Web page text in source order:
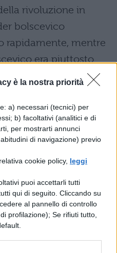
è la nostra priorità
a) necessari (tecnici) per
b) facoltativi (analitici e di
per mostrarti annunci
di navigazione) previo
cookie policy, leggi
puoi accettarli tutti
qui di seguito. Cliccando su
al pannello di controllo
profilazione); Se rifiuti tutto,
rivoluzione in
bolscevico
rapidamente, mentre
era piuttosto
«
BOLSCEVICO
la minoranza: sono
dei
socialdemocratico,
leninista ottenne
perduta.
inserì il SOVIET, che
di grande rilievo
dall'esilio in